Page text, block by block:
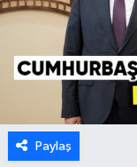
Paylaş
Emet
Foto Galeri
Gediz
Genel